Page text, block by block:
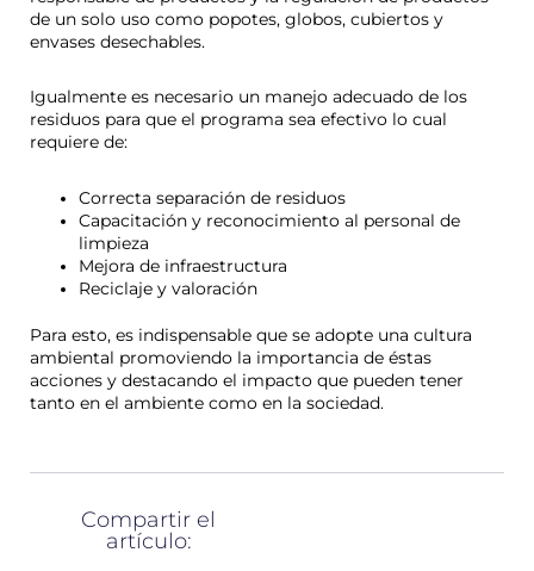
de un solo uso como popotes, globos, cubiertos y
envases desechables.
Igualmente es necesario un manejo adecuado de los
residuos para que el programa sea efectivo lo cual
requiere de:
Correcta separación de residuos
Capacitación y reconocimiento al personal de
limpieza
Mejora de infraestructura
Reciclaje y valoración
Para esto, es indispensable que se adopte una cultura
ambiental promoviendo la importancia de éstas
acciones y destacando el impacto que pueden tener
tanto en el ambiente como en la sociedad.
Compartir el
artículo: